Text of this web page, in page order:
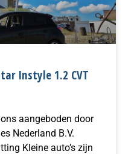
Instyle 1.2 CVT
aangeboden door
Nederland B.V.
Kleine auto’s zijn